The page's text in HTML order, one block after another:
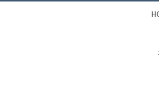
【プレスリリース】ドローン・ジンバル